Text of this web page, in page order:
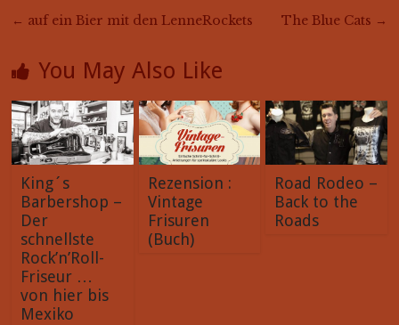
← auf ein Bier mit den LenneRockets The Blue Cats →
You May Also Like
King´s
Barbershop –
Der
schnellste
Rock’n’Roll-
Friseur …
von hier bis
Mexiko
Rezension :
Vintage
Frisuren
(Buch)
Road Rodeo –
Back to the
Roads